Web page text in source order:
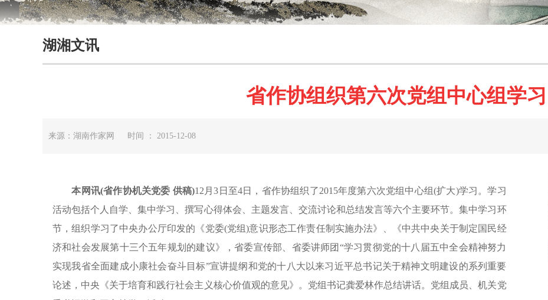
湖湘文讯
省作协组织第六次党组中心组学习
来源：湖南作家网 时间 ： 2015-12-08
本网讯(省作协机关党委 供稿)12月3日至4日，省作协组织了2015年度第六次党组中心组(扩大)学习。学习
活动包括个人自学、集中学习、撰写心得体会、主题发言、交流讨论和总结发言等六个主要环节。集中学习环
节，组织学习了中央办公厅印发的《党委(党组)意识形态工作责任制实施办法》、《中共中央关于制定国民经
济和社会发展第十三个五年规划的建议》，省委宣传部、省委讲师团“学习贯彻党的十八届五中全会精神努力
实现我省全面建成小康社会奋斗目标”宣讲提纲和党的十八大以来习近平总书记关于精神文明建设的系列重要
论述，中央《关于培育和践行社会主义核心价值观的意见》。党组书记龚爱林作总结讲话。党组成员、机关党